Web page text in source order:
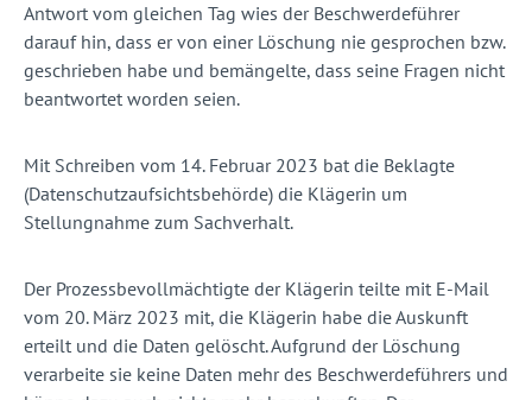
Antwort vom gleichen Tag wies der Beschwerdeführer
darauf hin, dass er von einer Löschung nie gesprochen bzw.
geschrieben habe und bemängelte, dass seine Fragen nicht
beantwortet worden seien.
Mit Schreiben vom 14. Februar 2023 bat die Beklagte
(Datenschutzaufsichtsbehörde) die Klägerin um
Stellungnahme zum Sachverhalt.
Der Prozessbevollmächtigte der Klägerin teilte mit E-Mail
vom 20. März 2023 mit, die Klägerin habe die Auskunft
erteilt und die Daten gelöscht. Aufgrund der Löschung
verarbeite sie keine Daten mehr des Beschwerdeführers und